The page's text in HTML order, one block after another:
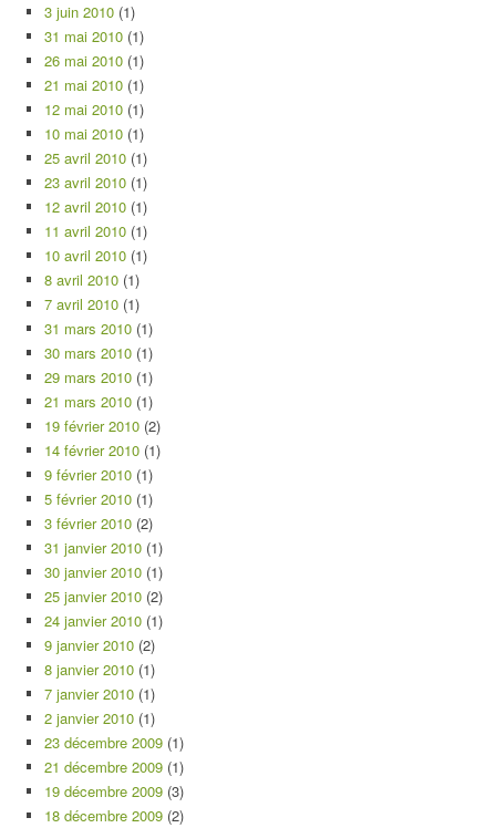
3 juin 2010 (1)
31 mai 2010 (1)
26 mai 2010 (1)
21 mai 2010 (1)
12 mai 2010 (1)
10 mai 2010 (1)
25 avril 2010 (1)
23 avril 2010 (1)
12 avril 2010 (1)
11 avril 2010 (1)
10 avril 2010 (1)
8 avril 2010 (1)
7 avril 2010 (1)
31 mars 2010 (1)
30 mars 2010 (1)
29 mars 2010 (1)
21 mars 2010 (1)
19 février 2010 (2)
14 février 2010 (1)
9 février 2010 (1)
5 février 2010 (1)
3 février 2010 (2)
31 janvier 2010 (1)
30 janvier 2010 (1)
25 janvier 2010 (2)
24 janvier 2010 (1)
9 janvier 2010 (2)
8 janvier 2010 (1)
7 janvier 2010 (1)
2 janvier 2010 (1)
23 décembre 2009 (1)
21 décembre 2009 (1)
19 décembre 2009 (3)
18 décembre 2009 (2)